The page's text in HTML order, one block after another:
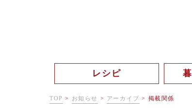
レシピ
TOP > お知らせ > アーカイブ > 掲載関係